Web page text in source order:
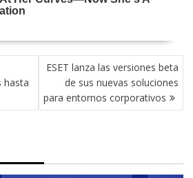
hasta
ESET lanza las versiones beta
de sus nuevas soluciones
para entornos corporativos